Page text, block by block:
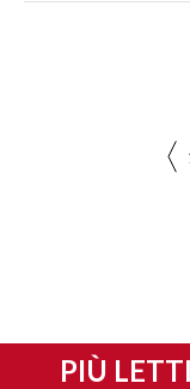
PIÙ LETTI